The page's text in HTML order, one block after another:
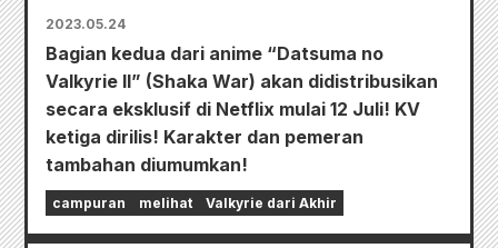
2023.05.24
Bagian kedua dari anime “Datsuma no
Valkyrie II” (Shaka War) akan didistribusikan
secara eksklusif di Netflix mulai 12 Juli! KV
ketiga dirilis! Karakter dan pemeran
tambahan diumumkan!
campuran melihat Valkyrie dari Akhir